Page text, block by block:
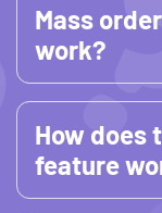
Mass
work?
How does
feature